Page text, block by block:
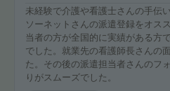
未経験で介護や看護士さんの手伝
ソーネットさんの派遣登録をオス
当者の方が全国的に実績がある方
でした。就業先の看護師長さんの
た。その後の派遣担当者さんのフ
りがスムーズでした。